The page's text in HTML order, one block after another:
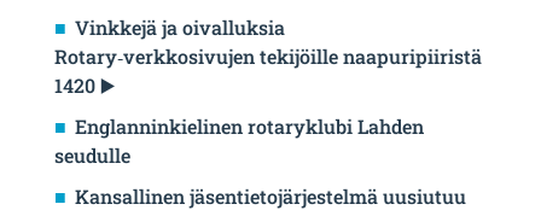
Vinkkejä ja oivalluksia
Rotary‑verkkosivujen tekijöille naapuripiiristä
1420 ▶️
Englanninkielinen rotaryklubi Lahden
seudulle
Kansallinen jäsentietojärjestelmä uusiutuu